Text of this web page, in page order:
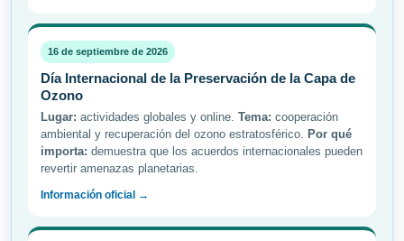
16 de septiembre de 2026
Día Internacional de la Preservación de la Capa de
Ozono
Lugar: actividades globales y online. Tema: cooperación
ambiental y recuperación del ozono estratosférico. Por qué
importa: demuestra que los acuerdos internacionales pueden
revertir amenazas planetarias.
Información oficial →